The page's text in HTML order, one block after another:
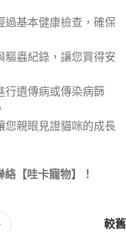
過基本健康檢查，確保
驅蟲紀錄，讓您買得安
行遺傳病或傳染病篩
您親眼見證貓咪的成長
【哇卡寵物】！
較舊